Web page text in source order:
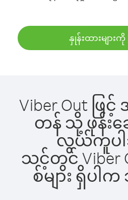
နှုန်းထားများ
Viber Out ဖြင့်
တန် သို့ ဖုန်းခ
လွယ်ကူပ
သင့်တွင် Viber
စ်များ ရှိပ